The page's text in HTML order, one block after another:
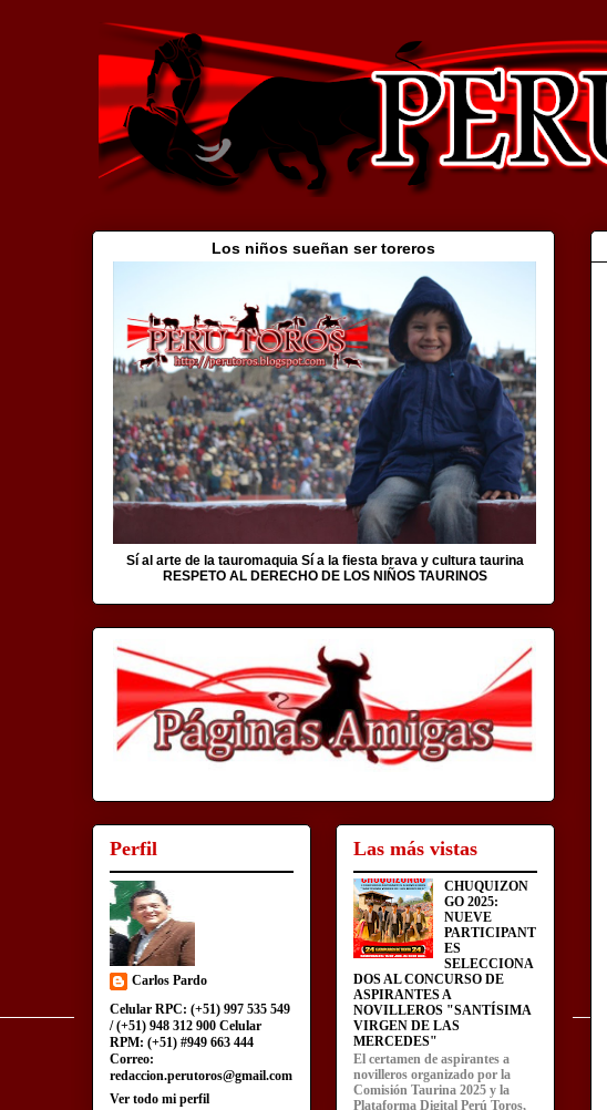
Los niños sueñan ser toreros
Sí al arte de la tauromaquia Sí a la fiesta brava y cultura taurina
RESPETO AL DERECHO DE LOS NIÑOS TAURINOS
Perfil
Carlos Pardo
Celular RPC: (+51) 997 535 549
/ (+51) 948 312 900 Celular
RPM: (+51) #949 663 444
Correo:
redaccion.perutoros@gmail.com
Ver todo mi perfil
Las más vistas
CHUQUIZON
GO 2025:
NUEVE
PARTICIPANT
ES
SELECCIONA
DOS AL CONCURSO DE
ASPIRANTES A
NOVILLEROS "SANTÍSIMA
VIRGEN DE LAS
MERCEDES"
El certamen de aspirantes a
novilleros organizado por la
Comisión Taurina 2025 y la
Plataforma Digital Perú Toros,